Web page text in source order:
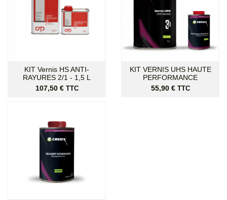
KIT Vernis HS ANTI-
RAYURES 2/1 - 1,5 L
Prix
107,50 € TTC
KIT VERNIS UHS HAUTE
PERFORMANCE
Prix
55,90 € TTC